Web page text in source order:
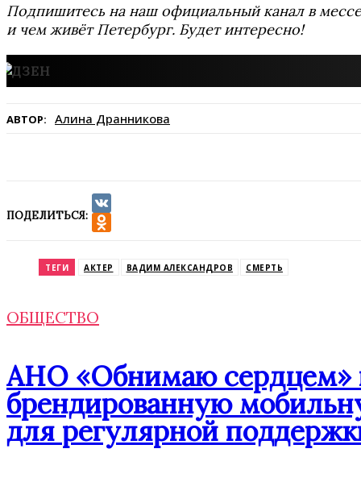
Подпишитесь на наш официальный канал в
и чем живёт Петербург. Будет интересно!
АВТОР: Алина Дранникова
ПОДЕЛИТЬСЯ:
VK
ТЕГИ АКТЕР ВАДИМ АЛЕКСАНДРОВ СМЕРТЬ
ОБЩЕСТВО
АНО «Обнимаю сердцем»
брендированную
для регулярной